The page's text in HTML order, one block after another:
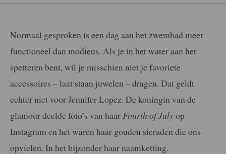
Normaal gesproken is een dag aan het zwembad meer
functioneel dan modieus. Als je in het water aan het
spetteren bent, wil je misschien niet je favoriete
accessoires – laat staan juwelen – dragen. Dat geldt
echter niet voor Jennifer Lopez. De koningin van de
glamour deelde foto’s van haar Fourth of Julyop
Instagram en het waren haar gouden sieraden die ons
opvielen. In het bijzonder haar naamketting.